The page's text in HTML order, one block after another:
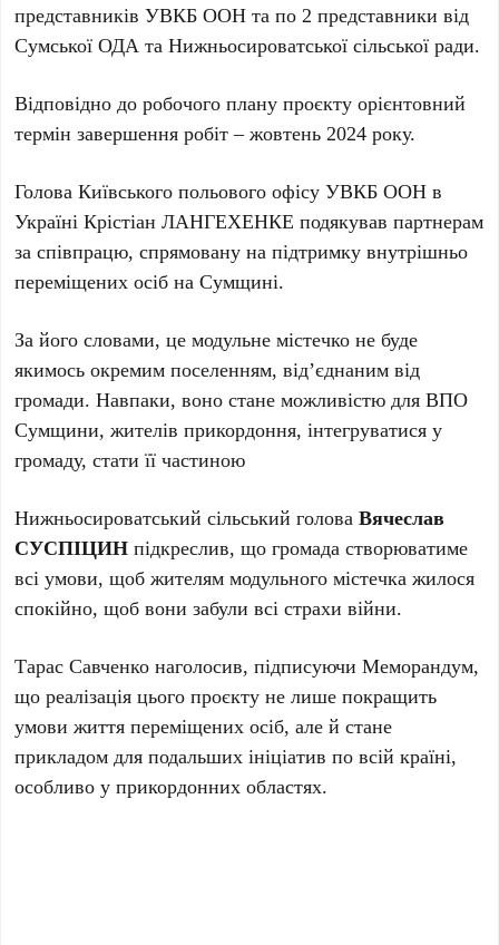
представників УВКБ ООН та по 2 представники від
Сумської ОДА та Нижньосироватської сільської ради.
Відповідно до робочого плану проєкту орієнтовний
термін завершення робіт – жовтень 2024 року.
Голова Київського польового офісу УВКБ ООН в
Україні Крістіан ЛАНГЕХЕНКЕ подякував партнерам
за співпрацю, спрямовану на підтримку внутрішньо
переміщених осіб на Сумщині.
За його словами, це модульне містечко не буде
якимось окремим поселенням, від’єднаним від
громади. Навпаки, воно стане можливістю для ВПО
Сумщини, жителів прикордоння, інтегруватися у
громаду, стати її частиною
Нижньосироватський сільський головаВячеслав
СУСПІЦИН підкреслив, що громада створюватиме
всі умови, щоб жителям модульного містечка жилося
спокійно, щоб вони забули всі страхи війни.
Тарас Савченко наголосив, підписуючи Меморандум,
що реалізація цього проєкту не лише покращить
умови життя переміщених осіб, але й стане
прикладом для подальших ініціатив по всій країні,
особливо у прикордонних областях.